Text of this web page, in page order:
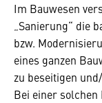
Im Bauwesen
„Sanierung“ die
bzw.
eines ganzen
zu beseitigen
Bei einer